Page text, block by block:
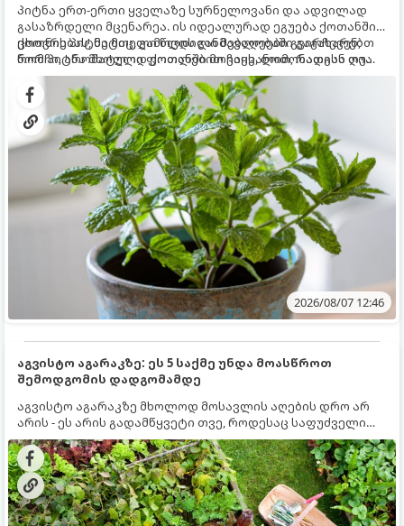
პიტნა ერთ-ერთი ყველაზე სურნელოვანი და ადვილად
გასაზრდელი მცენარეა. ის იდეალურად ეგუება ქოთანში
ცხოვრებას, მეტიც, გამოცდილი მებაღეები გვირჩევენ,
რომ პიტნა მხოლოდ ქოთანში მოვიყვანოთ, რადგან ღია
გრუნტში (ბაღში) დარგვისას ის ფესვებით ძალიან
სწრაფად ვრცელდება და სხვა მცენარეებს ავიწროებს.
ქოთნის პიტნა მთელი წლის განმავლობაში გაგახარებთ
ნორჩი, არომატული ფოთლებით ჩაის, ლიმონათისა თუ
კერძებისთვის.
2026/08/07 12:46
აგვისტო აგარაკზე: ეს 5 საქმე უნდა მოასწროთ
შემოდგომის დადგომამდე
აგვისტო აგარაკზე მხოლოდ მოსავლის აღების დრო არ
არის - ეს არის გადამწყვეტი თვე, როდესაც საფუძველი
ეყრება მომავალი წლის მოსავალს და ბაღი მზადდება
შემოდგომა-ზამთრის სეზონისთვის. იმისათვის, რომ
ნიადაგმა ენერგია აღიდგინოს, ხოლო მცენარეებმა
ზამთარს გაუძლონ, აგვისტოს ბოლომდე 5
მნიშვნელოვანი საქმის გაკეთება უნდა მოასწროთ: